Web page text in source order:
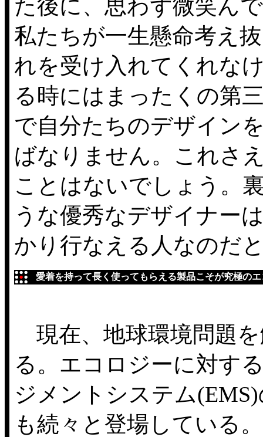
た後に、思わず微笑ん
私たちが一生懸命考え
れを受け入れてくれな
る時にはまったくの第
で自分たちのデザイン
ばなりません。これさ
ことはないでしょう。
うな優秀なデザイナー
かり行なえる人なのだ
愛着を持って長く使ってもらえる製品こそが究極の
現在、地球環境問題
る。エコロジーに対す
ジメントシステム
も続々と登場している